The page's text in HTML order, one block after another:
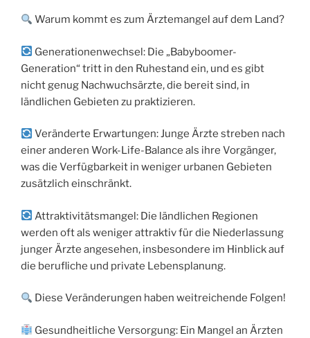
Warum kommt es zum Ärztemangel auf dem Land?
Generationenwechsel: Die „Babyboomer-
Generation“ tritt in den Ruhestand ein, und es gibt
nicht genug Nachwuchsärzte, die bereit sind, in
ländlichen Gebieten zu praktizieren.
Veränderte Erwartungen: Junge Ärzte streben nach
einer anderen Work-Life-Balance als ihre Vorgänger,
was die Verfügbarkeit in weniger urbanen Gebieten
zusätzlich einschränkt.
Attraktivitätsmangel: Die ländlichen Regionen
werden oft als weniger attraktiv für die Niederlassung
junger Ärzte angesehen, insbesondere im Hinblick auf
die berufliche und private Lebensplanung.
Diese Veränderungen haben weitreichende Folgen!
Gesundheitliche Versorgung: Ein Mangel an Ärzten